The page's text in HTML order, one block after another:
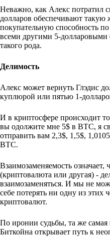
Неважно, как Алекс потратил
долларов обеспечивают такую
покупательную способность
всеми другими 5-долларовыми
такого рода.
Делимость
Алекс может вернуть Глэдис
куплюрой или пятью 1-
И в криптосфере происходит
вы одолжите мне 5$ в BTC, я
отправить вам 2,3$, 1,5$,
BTC.
Взаимозаменяемость означает,
(криптовалюта или другая) -
взаимозаменяться. И мы не
себе потерять ни одну из этих
криптовалют.
По иронии судьбы, та же самая
Биткойна открывает путь к